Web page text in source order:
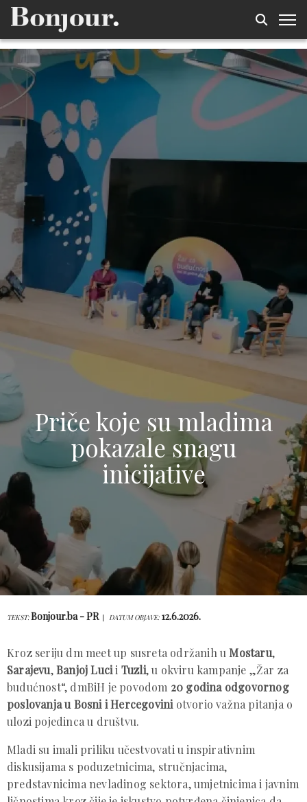
Priče koje su mladima
pokazale snagu
inicijative
TEKST:Bonjour.ba - PR DATUM OBJAVE: 12.6.2026.
Kroz seriju dm meet up susreta održanih uMostaru,
Sarajevu,Banjoj Lucii Tuzli, u okviru kampanje „Žar za
budućnost“, dmBiH je povodom 20 godina odgovornog
poslovanja u Bosni i Hercegovini otvorio važna pitanja o
ulozi pojedinca u društvu.
Mladi su imali priliku učestvovati u inspirativnim
diskusijama s poduzetnicima, stručnjacima,
predstavnicima nevladinog sektora, umjetnicima i javnim